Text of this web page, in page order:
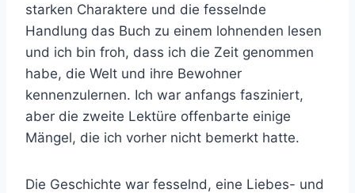
starken Charaktere und die fesselnde
Handlung das Buch zu einem lohnenden lesen
und ich bin froh, dass ich die Zeit genommen
habe, die Welt und ihre Bewohner
kennenzulernen. Ich war anfangs fasziniert,
aber die zweite Lektüre offenbarte einige
Mängel, die ich vorher nicht bemerkt hatte.
Die Geschichte war fesselnd, eine Liebes- und